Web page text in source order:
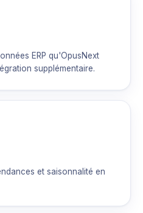
ERP qu'OpusNext
supplémentaire.
et saisonnalité en